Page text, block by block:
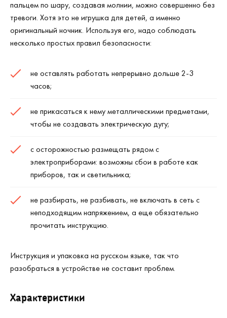
пальцем по шару, создавая молнии, можно совершенно без
тревоги. Хотя это не игрушка для детей, а именно
оригинальный ночник. Используя его, надо соблюдать
несколько простых правил безопасности:
не оставлять работать непрерывно дольше 2-3
часов;
не прикасаться к нему металлическими предметами,
чтобы не создавать электрическую дугу;
с осторожностью размещать рядом с
электроприборами: возможны сбои в работе как
приборов, так и светильника;
не разбирать, не разбивать, не включать в сеть с
неподходящим напряжением, а еще обязательно
прочитать инструкцию.
Инструкция и упаковка на русском языке, так что
разобраться в устройстве не составит проблем.
Характеристики